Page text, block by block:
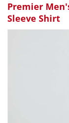
Premier
Sleeve Shirt